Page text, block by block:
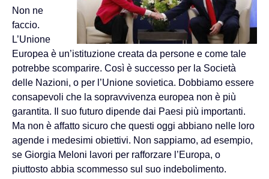
Non ne
faccio.
L’Unione
Europea è un’istituzione creata da persone e come tale
potrebbe scomparire. Così è successo per la Società
delle Nazioni, o per l’Unione sovietica. Dobbiamo essere
consapevoli che la sopravvivenza europea non è più
garantita. Il suo futuro dipende dai Paesi più importanti.
Ma non è affatto sicuro che questi oggi abbiano nelle loro
agende i medesimi obiettivi. Non sappiamo, ad esempio,
se Giorgia Meloni lavori per rafforzare l’Europa, o
piuttosto abbia scommesso sul suo indebolimento.